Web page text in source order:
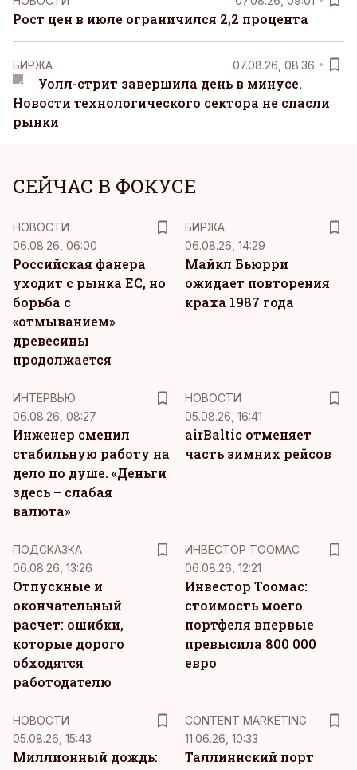
Рост цен в июле ограничился 2,2 процента
БИРЖА 07.08.26, 08:36
Уолл-стрит завершила день в минусе.
Новости технологического сектора не спасли
рынки
СЕЙЧАС В ФОКУСЕ
НОВОСТИ
06.08.26, 06:00
Российская фанера
уходит с рынка ЕС, но
борьба с
«отмыванием»
древесины
продолжается
БИРЖА
06.08.26, 14:29
Майкл Бьюрри
ожидает повторения
краха 1987 года
ИНТЕРВЬЮ
06.08.26, 08:27
Инженер сменил
стабильную работу на
дело по душе. «Деньги
здесь – слабая
валюта»
НОВОСТИ
05.08.26, 16:41
airBaltic отменяет
часть зимних рейсов
ПОДСКАЗКА
06.08.26, 13:26
Отпускные и
окончательный
расчет: ошибки,
которые дорого
обходятся
работодателю
ИНВЕСТОР ТООМАС
06.08.26, 12:21
Инвестор Тоомас:
стоимость моего
портфеля впервые
превысила 800 000
евро
НОВОСТИ
05.08.26, 15:43
Миллионный дождь:
CONTENT MARKETING
11.06.26, 10:33
Таллиннский порт